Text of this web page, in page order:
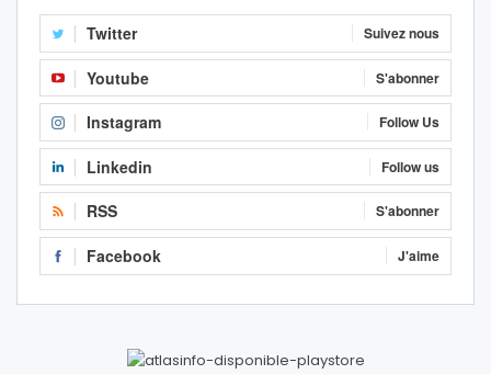
Twitter Suivez nous
Youtube S'abonner
Instagram Follow Us
Linkedin Follow us
RSS S'abonner
Facebook J'aime